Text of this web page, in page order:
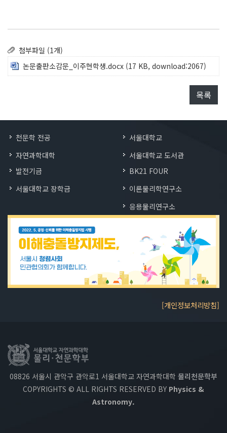
첨부파일 (1개)
논문출판소감문_이주현학생.docx (17 KB, download:2067)
목록
천문학 전공
자연과학대학
서울대학교
서울대학교 도서관
발전기금
서울대학교 장학금
BK21 FOUR
이론물리학연구소
응용물리연구소
[개인정보처리방침]
08826 서울시 관악구 관악로1 서울대학교 자연과학대학 물리천문학부
COPYRIGHTS © ALL RIGHTS RESERVED BY Physics &
Astronomy.